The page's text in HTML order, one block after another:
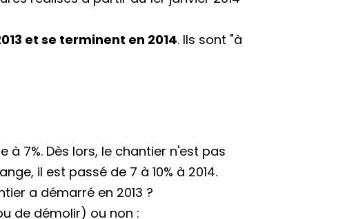
et se terminent en 2014. Ils sont "à
7%. Dès lors, le chantier n'est pas
il est passé de 7 à 10% à 2014.
a démarré en 2013 ?
de démolir) ou non :